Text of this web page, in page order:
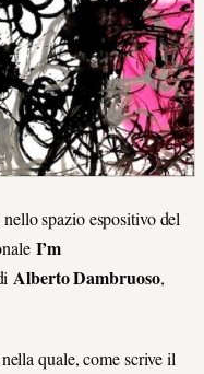
spazio espositivo del
I’m
Alberto Dambruoso,
quale, come scrive il